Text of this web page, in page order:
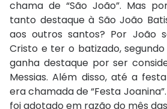
chama de “São João”. Mas
tanto destaque à São João
aos outros santos? Por João
Cristo e ter o batizado,
ganha destaque por ser
Messias. Além disso, até a
era chamada de “Festa Joanina”.
foi adotado em razão do mês